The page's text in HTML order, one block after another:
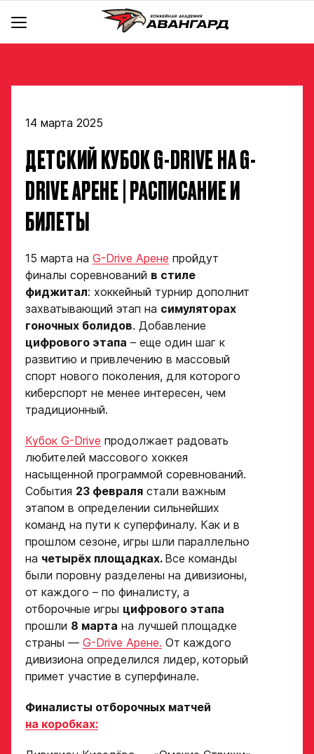
Новости
Контакты
Стать партнером
Команды
Тренерский штаб
Отдел скаутинга
Отдел по хоккейным операциям
Отдел цифрового анализа и видеоаналитики
Медицинский департамент
Учебно-воспитательный отдел
Отдел психологического сопровождения
Ястребы
Магазин
Детский сайт КХЛ
14 марта 2025
ДЕТСКИЙ КУБОК G-DRIVE НА G-
DRIVE АРЕНЕ | РАСПИСАНИЕ И
БИЛЕТЫ
15 марта на G-Drive Арене пройдут
финалы соревнований в стиле
фиджитал: хоккейный турнир дополнит
захватывающий этап на симуляторах
гоночных болидов. Добавление
цифрового этапа – еще один шаг к
развитию и привлечению в массовый
спорт нового поколения, для которого
киберспорт не менее интересен, чем
традиционный.
Кубок G-Drive продолжает радовать
любителей массового хоккея
насыщенной программой соревнований.
События 23 февраля стали важным
этапом в определении сильнейших
команд на пути к суперфиналу. Как и в
прошлом сезоне, игры шли параллельно
на четырёх площадках. Все команды
были поровну разделены на дивизионы,
от каждого – по финалисту, а
отборочные игры цифрового этапа
прошли 8 марта на лучшей площадке
страны — G-Drive Арене. От каждого
дивизиона определился лидер, который
примет участие в суперфинале.
Финалисты отборочных матчей
на коробках: